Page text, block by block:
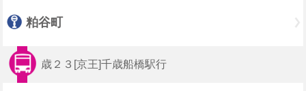
粕谷町
歳２３[京王]千歳船橋駅行